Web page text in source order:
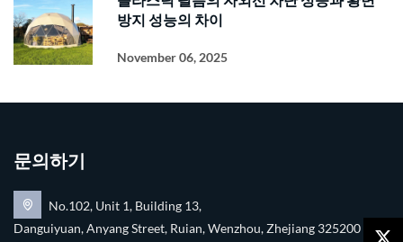
방지 성능의 차이
November 06, 2025
문의하기
No.102, Unit 1, Building 13,
Danguiyuan, Anyang Street, Ruian, Wenzhou, Zhejiang 325200